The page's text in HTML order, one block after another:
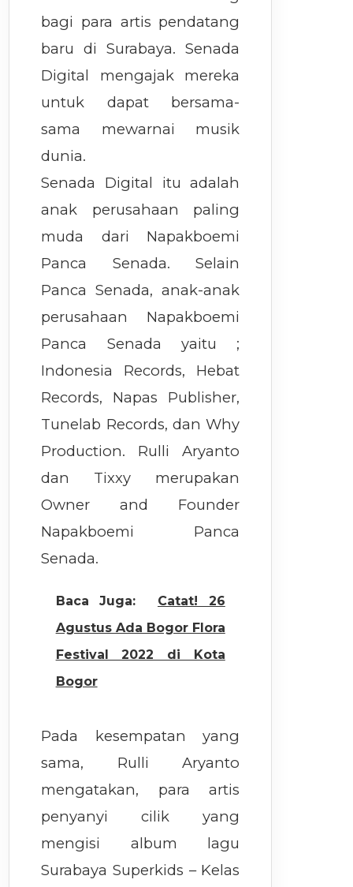
bagi para artis pendatang
baru di Surabaya. Senada
Digital mengajak mereka
untuk dapat bersama-
sama mewarnai musik
dunia.
Senada Digital itu adalah
anak perusahaan paling
muda dari Napakboemi
Panca Senada. Selain
Panca Senada, anak-anak
perusahaan Napakboemi
Panca Senada yaitu ;
Indonesia Records, Hebat
Records, Napas Publisher,
Tunelab Records, dan Why
Production. Rulli Aryanto
dan Tixxy merupakan
Owner and Founder
Napakboemi Panca
Senada.
Baca Juga:
Catat! 26
Agustus Ada Bogor Flora
Festival 2022 di Kota
Bogor
Pada kesempatan yang
sama, Rulli Aryanto
mengatakan, para artis
penyanyi cilik yang
mengisi album lagu
Surabaya Superkids – Kelas